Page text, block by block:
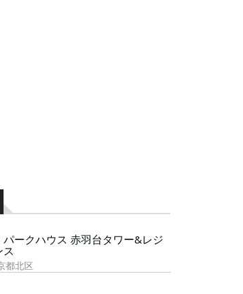
パークハウス 赤羽台タワー&レジ
ス
都北区